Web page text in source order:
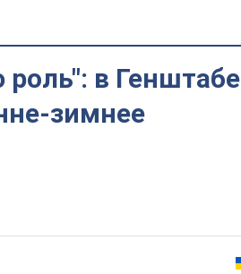
в Генштабе
зимнее